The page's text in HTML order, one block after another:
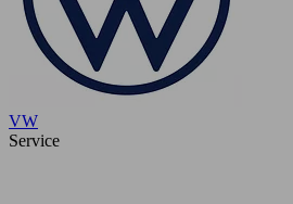
VW
Service